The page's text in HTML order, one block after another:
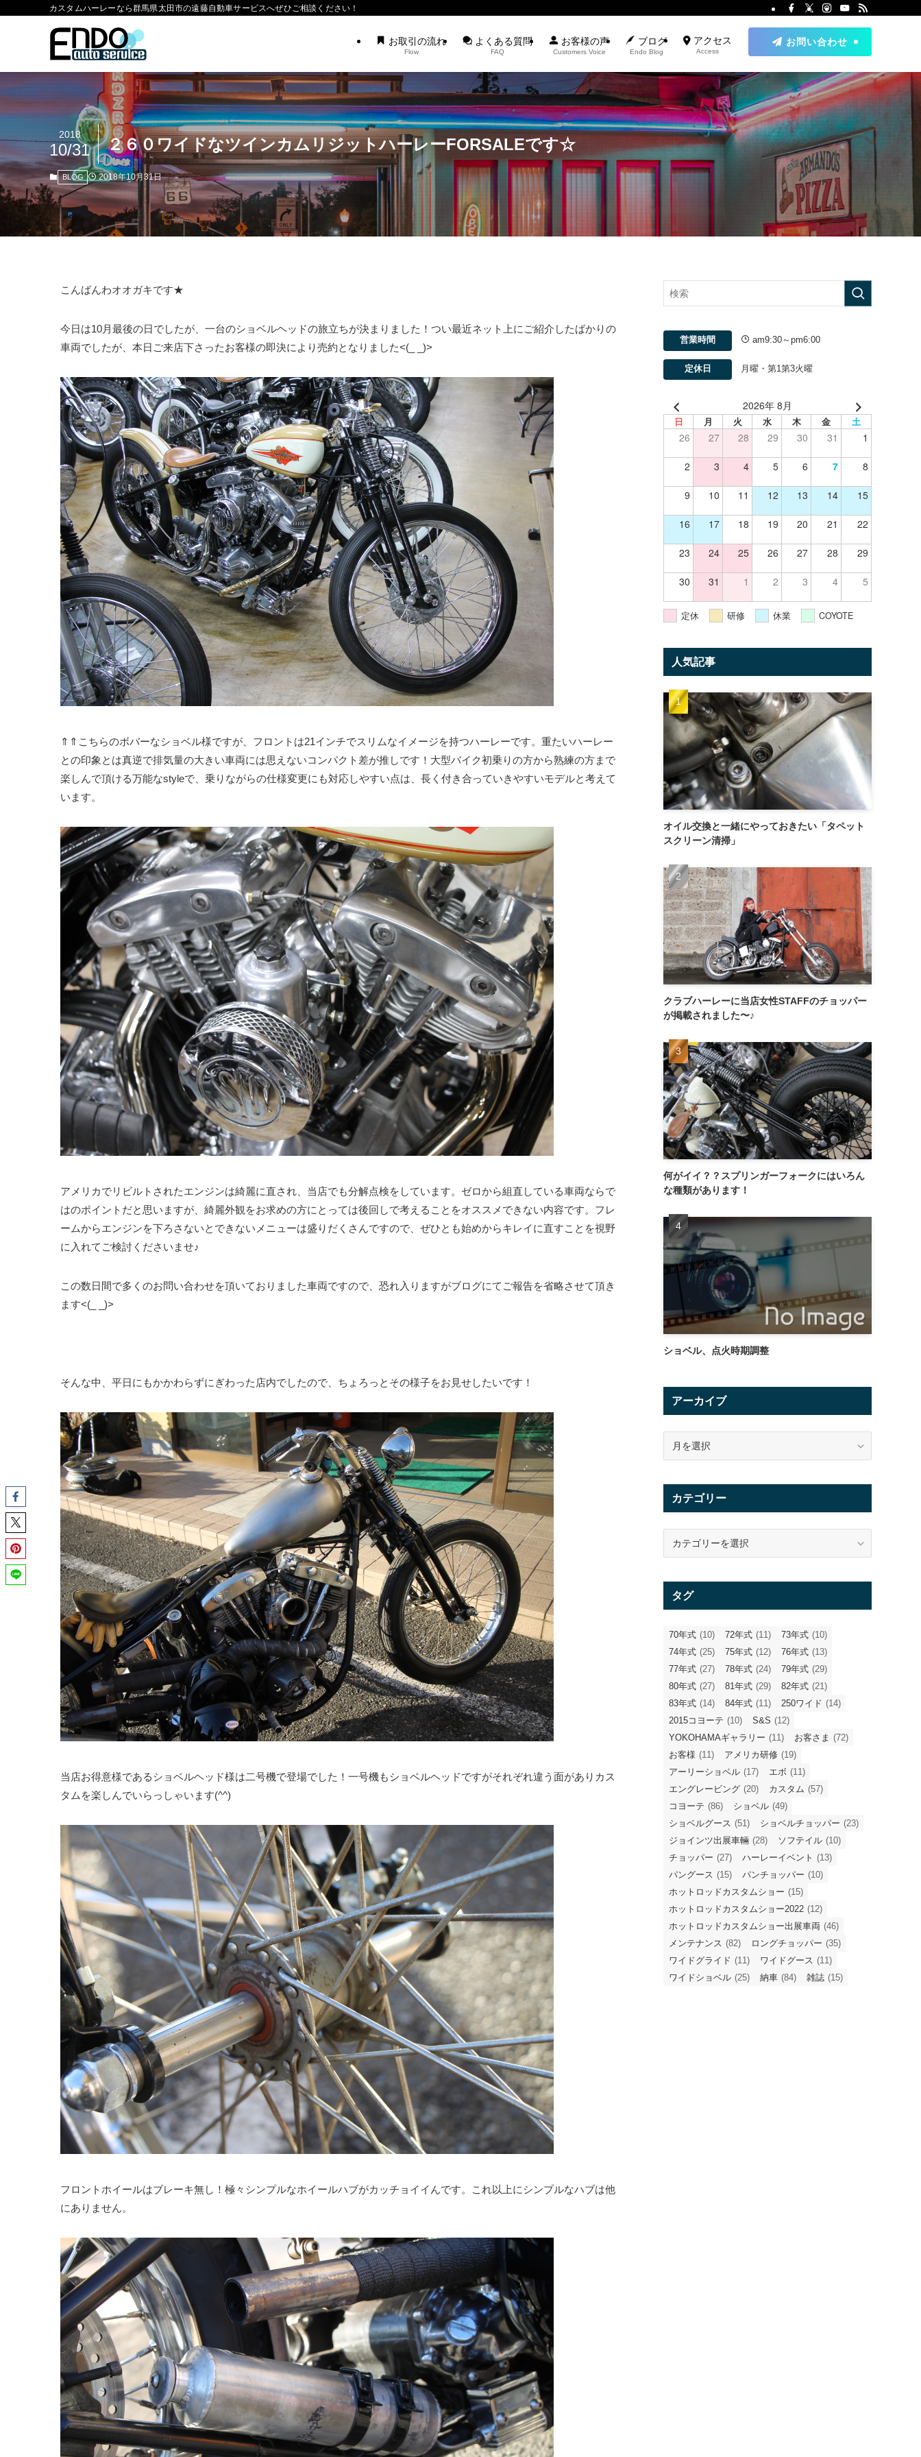
カスタムハーレーなら群馬県太田市の遠藤自動車サービスへぜひご相談ください！
お取引の流れ
Flow
よくある質問
FAQ
お客様の声
Customers Voice
ブログ
Endo Blog
アクセス
Access
お問い合わせ
２６０ワイドなツインカムリジットハーレーFORSALEです☆
2018
10/31
BLOG 2018年10月31日
こんばんわオオガキです★
今日は10月最後の日でしたが、一台のショベルヘッドの旅立ちが決まりました！つい最近ネット上にご紹介したばかりの
車両でしたが、本日ご来店下さったお客様の即決により売約となりました<(_ _)>
⇑⇑こちらのボバーなショベル様ですが、フロントは21インチでスリムなイメージを持つハーレーです。重たいハーレー
との印象とは真逆で排気量の大きい車両には思えないコンパクト差が推しです！大型バイク初乗りの方から熟練の方まで
楽しんで頂ける万能なstyleで、乗りながらの仕様変更にも対応しやすい点は、長く付き合っていきやすいモデルと考えて
います。
アメリカでリビルトされたエンジンは綺麗に直され、当店でも分解点検をしています。ゼロから組直している車両ならで
はのポイントだと思いますが、綺麗外観をお求めの方にとっては後回しで考えることをオススメできない内容です。フレ
ームからエンジンを下ろさないとできないメニューは盛りだくさんですので、ぜひとも始めからキレイに直すことを視野
に入れてご検討くださいませ♪
この数日間で多くのお問い合わせを頂いておりました車両ですので、恐れ入りますがブログにてご報告を省略させて頂き
ます<(_ _)>
そんな中、平日にもかかわらずにぎわった店内でしたので、ちょろっとその様子をお見せしたいです！
当店お得意様であるショベルヘッド様は二号機で登場でした！一号機もショベルヘッドですがそれぞれ違う面がありカス
タムを楽しんでいらっしゃいます(^^)
フロントホイールはブレーキ無し！極々シンプルなホイールハブがカッチョイイんです。これ以上にシンプルなハブは他
にありません。
営業時間 am9:30～pm6:00
定休日 月曜・第1第3火曜
2026年 8月
日 月 火 水 木 金 土
26 27 28 29 30 31 1
2 3 4 5 6 7 8
9 10 11 12 13 14 15
16 17 18 19 20 21 22
23 24 25 26 27 28 29
30 31 1 2 3 4 5
定休 研修 休業 COYOTE
人気記事
オイル交換と一緒にやっておきたい「タペット
スクリーン清掃」
クラブハーレーに当店女性STAFFのチョッパー
が掲載されました〜♪
何がイイ？？スプリンガーフォークにはいろん
な種類があります！
ショベル、点火時期調整
アーカイブ
イ
カテゴリー
リ
タグ
70年式 (10) 72年式 (11) 73年式 (10)
74年式 (25) 75年式 (12) 76年式 (13)
77年式 (27) 78年式 (24) 79年式 (29)
80年式 (27) 81年式 (29) 82年式 (21)
83年式 (14) 84年式 (11) 250ワイド (14)
2015コヨーテ (10) S&S (12)
YOKOHAMAギャラリー (11) お客さま (72)
お客様 (11) アメリカ研修 (19)
アーリーショベル (17) エボ (11)
エングレービング (20) カスタム (57)
コヨーテ (86) ショベル (49)
ショベルグース (51) ショベルチョッパー (23)
ジョインツ出展車輛 (28) ソフテイル (10)
チョッパー (27) ハーレーイベント (13)
パングース (15) パンチョッパー (10)
ホットロッドカスタムショー (15)
ホットロッドカスタムショー2022 (12)
ホットロッドカスタムショー出展車両 (46)
メンテナンス (82) ロングチョッパー (35)
ワイドグライド (11) ワイドグース (11)
ワイドショベル (25) 納車 (84) 雑誌 (15)